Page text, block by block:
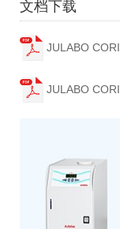
文档下载
JULABO
JULABO